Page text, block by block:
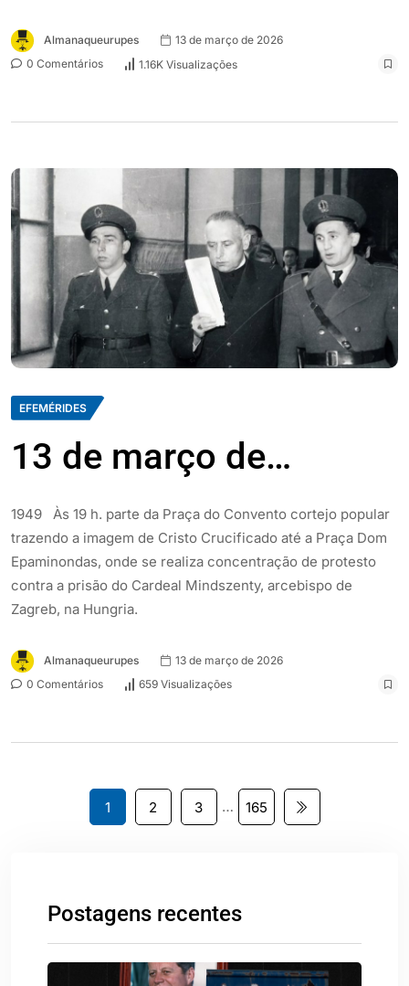
Almanaqueurupes
13 de março de 2026
0 Comentários
1.16K Visualizações
EFEMÉRIDES
13 de março de…
1949 Às 19 h. parte da Praça do Convento cortejo popular
trazendo a imagem de Cristo Crucificado até a Praça Dom
Epaminondas, onde se realiza concentração de protesto
contra a prisão do Cardeal Mindszenty, arcebispo de
Zagreb, na Hungria.
Almanaqueurupes
13 de março de 2026
0 Comentários
659 Visualizações
1 2 3 … 165
Postagens recentes